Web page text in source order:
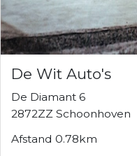
De Wit Auto's
De Diamant 6
2872ZZ Schoonhoven
Afstand 0.78km